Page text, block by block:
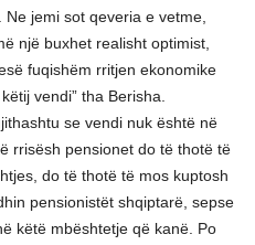
jemi sot qeveria e vetme,
një buxhet realisht optimist,
fuqishëm rritjen ekonomike
vendi” tha Berisha.
se vendi nuk është në
rrisësh pensionet do të thotë të
do të thotë të mos kuptosh
pensionistët shqiptarë, sepse
këtë mbështetje që kanë. Po